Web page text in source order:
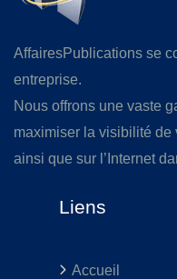
AffairesPublications se
entreprise.
Nous offrons une vaste
maximiser la visibilité de
ainsi que sur l’Internet
Liens
Accueil